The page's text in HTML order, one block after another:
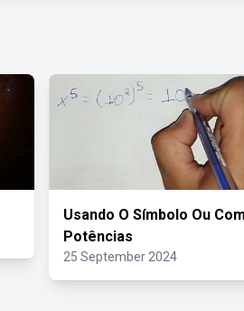
Usando O Símbolo Ou
Potências
25 September 2024